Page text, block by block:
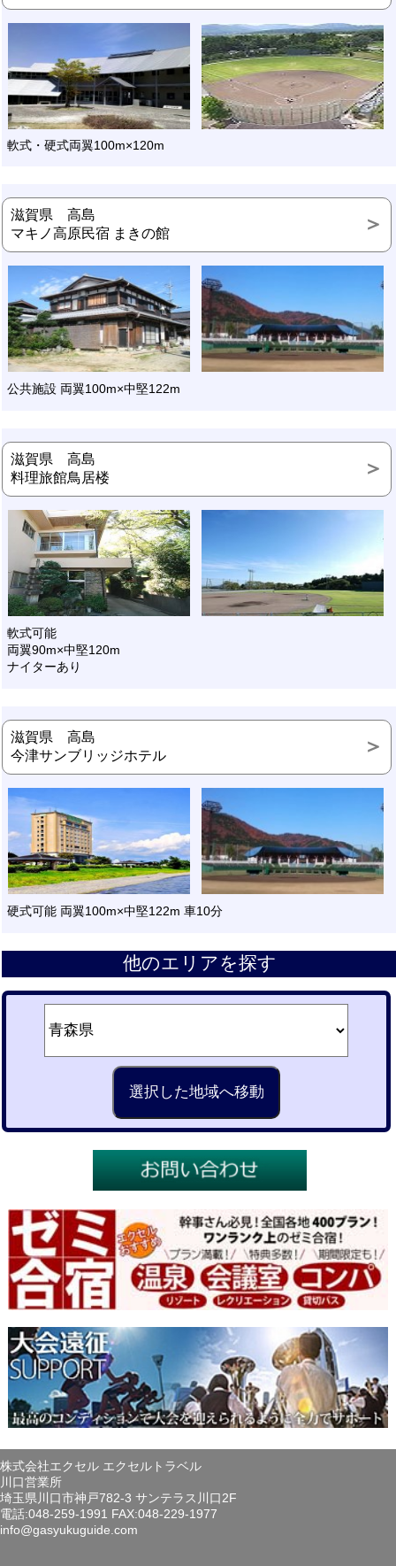
軟式・硬式両翼100m×120m
滋賀県 高島
マキノ高原民宿 まきの館
公共施設 両翼100m×中堅122m
滋賀県 高島
料理旅館鳥居楼
軟式可能
両翼90m×中堅120m
ナイターあり
滋賀県 高島
今津サンブリッジホテル
硬式可能 両翼100m×中堅122m 車10分
他のエリアを探す
株式会社エクセル エクセルトラベル
川口営業所
埼玉県川口市神戸782-3 サンテラス川口2F
電話:048-259-1991 FAX:048-229-1977
info@gasyukuguide.com